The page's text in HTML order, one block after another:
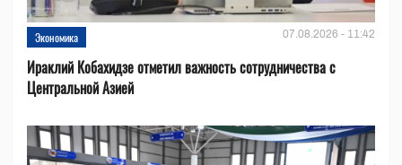
Экономика 07.08.2026 - 11:42
Ираклий Кобахидзе отметил важность сотрудничества с
Центральной Азией